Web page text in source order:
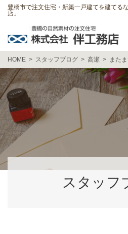
豊橋市で注文住宅・新築一戸建てを建てる
店」
HOME スタッフブログ 高瀬 また
スタッフ